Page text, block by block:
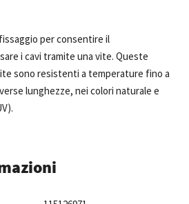
per consentire il
i cavi tramite una vite. Queste
sono resistenti a temperature fino a
lunghezze, nei colori naturale e